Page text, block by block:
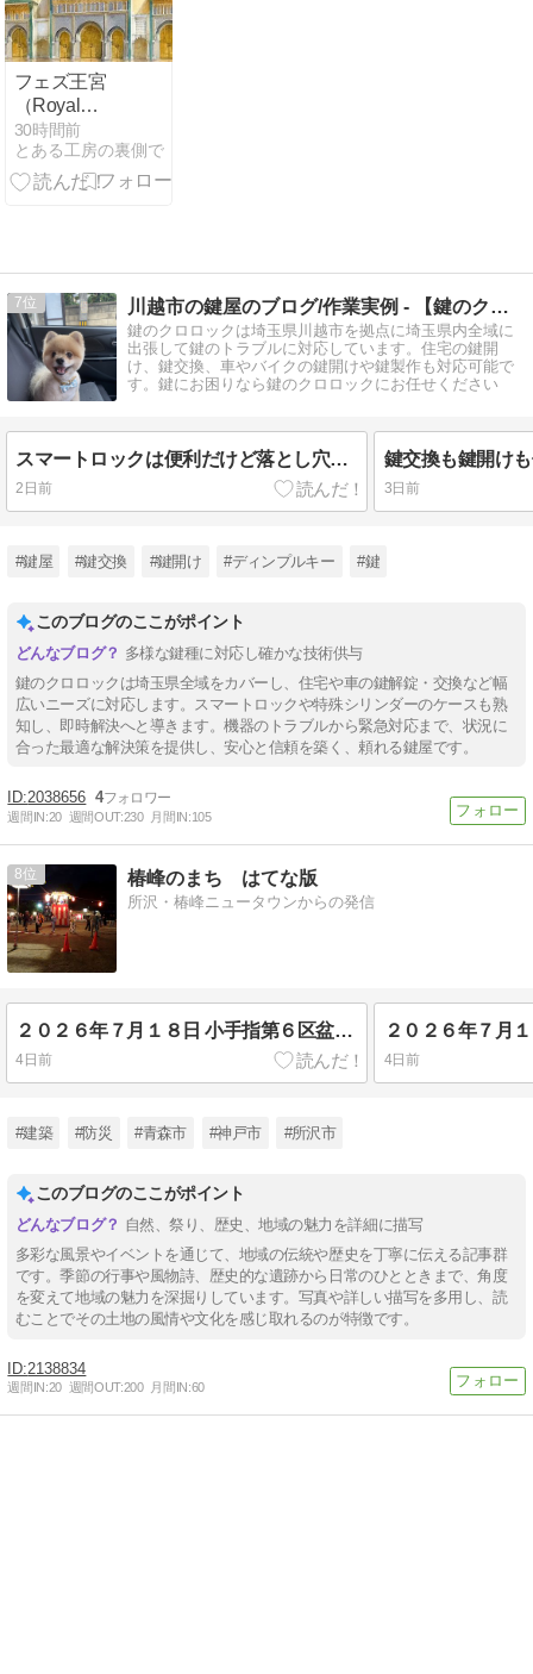
フェズ王宮
（Royal
Palace of
Fez）｜黄金
の扉に刻まれ
殿
30時間前
とある工房の裏側で
7 川越市の鍵屋のブログ/作業実例 - 【鍵のクロロック】
鍵のクロロックは埼玉県川越市を拠点に埼玉県内全域に
出張して鍵のトラブルに対応しています。住宅の鍵開
け、鍵交換、車やバイクの鍵開けや鍵製作も対応可能で
す。鍵にお困りなら鍵のクロロックにお任せください
スマートロックは便利だけど落とし穴も・・・【ふじみ野市】
2日前 3日前
#鍵屋 #鍵交換 #鍵開け #ディンプルキー #鍵
このブログのここがポイント
多様な鍵種に対応し確かな技術供与
鍵のクロロックは埼玉県全域をカバーし、住宅や車の鍵解錠・交換など幅
広いニーズに対応します。スマートロックや特殊シリンダーのケースも熟
知し、即時解決へと導きます。機器のトラブルから緊急対応まで、状況に
合った最適な解決策を提供し、安心と信頼を築く、頼れる鍵屋です。
2038656 4
週間IN:20 週間OUT:230 月間IN:105
8 椿峰のまち はてな版
所沢・椿峰ニュータウンからの発信
２０２６年７月１８日 小手指第６区盆踊り大会 その４
4日前 4日前
#建築 #防災 #青森市 #神戸市 #所沢市
このブログのここがポイント
自然、祭り、歴史、地域の魅力を詳細に描写
多彩な風景やイベントを通じて、地域の伝統や歴史を丁寧に伝える記事群
です。季節の行事や風物詩、歴史的な遺跡から日常のひとときまで、角度
を変えて地域の魅力を深掘りしています。写真や詳しい描写を多用し、読
むことでその土地の風情や文化を感じ取れるのが特徴です。
2138834
週間IN:20 週間OUT:200 月間IN:60